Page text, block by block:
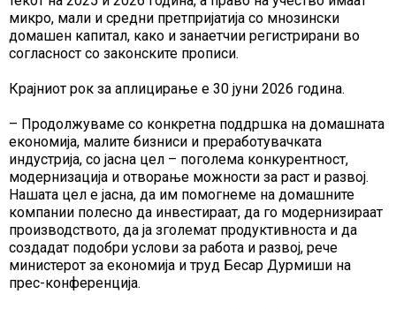
микро, мали и средни претпријатија со мнозински
домашен капитал, како и занаетчии регистрирани во
согласност со законските прописи.
Крајниот рок за аплицирање е 30 јуни 2026 година.
– Продолжуваме со конкретна поддршка на домашната
економија, малите бизниси и преработувачката
индустрија, со јасна цел – поголема конкурентност,
модернизација и отворање можности за раст и развој.
Нашата цел е јасна, да им помогнеме на домашните
компании полесно да инвестираат, да го модернизираат
производството, да ја зголемат продуктивноста и да
создадат подобри услови за работа и развој, рече
министерот за економија и труд Бесар Дурмиши на
прес-конференција.